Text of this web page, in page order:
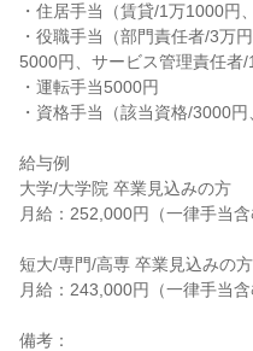
・住居手当（賃貸/1万1000円
・役職手当（部門責任者/3万
5000円、サービス管理責任者/
・運転手当5000円
・資格手当（該当資格/3000円
給与例
大学/大学院 卒業見込みの方
月給：252,000円（一律手当含
短大/専門/高専 卒業見込みの方
月給：243,000円（一律手当含
備考：